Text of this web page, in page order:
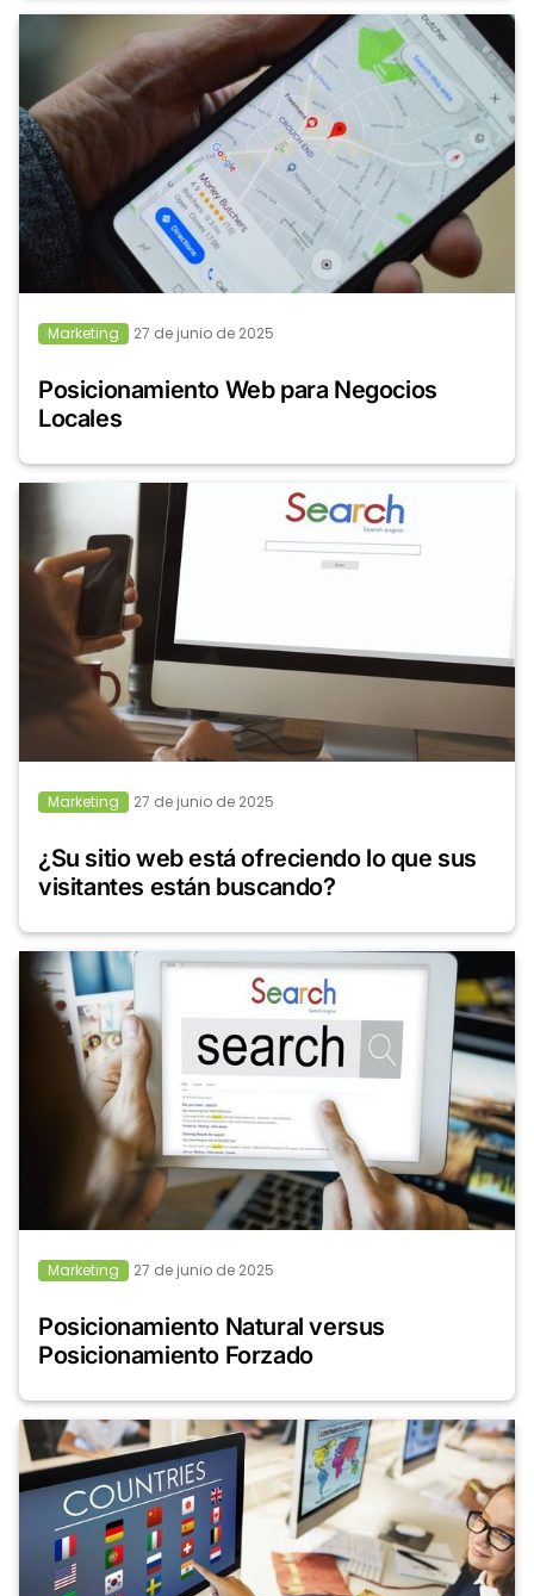
Marketing 27 de junio de 2025
Posicionamiento Web para Negocios
Locales
Marketing 27 de junio de 2025
¿Su sitio web está ofreciendo lo que sus
visitantes están buscando?
Marketing 27 de junio de 2025
Posicionamiento Natural versus
Posicionamiento Forzado